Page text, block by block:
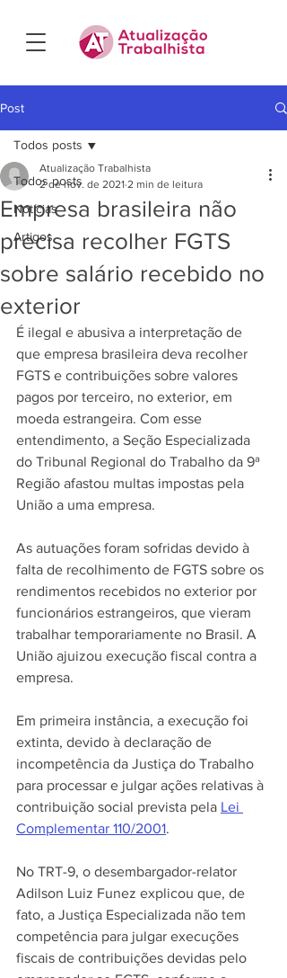
Post
Todos posts
Notícias
Artigos
Todos posts
Empresa brasileira não
precisa recolher FGTS
sobre salário recebido no
exterior
Atualização Trabalhista
2 de nov. de 2021 2 min de leitura
É ilegal e abusiva a interpretação de
que empresa brasileira deva recolher
FGTS e contribuições sobre valores
pagos por terceiro, no exterior, em
moeda estrangeira. Com esse
entendimento, a Seção Especializada
do Tribunal Regional do Trabalho da 9ª
Região afastou multas impostas pela
União a uma empresa.
As autuações foram sofridas devido à
falta de recolhimento de FGTS sobre os
rendimentos recebidos no exterior por
funcionários estrangeiros, que vieram
trabalhar temporariamente no Brasil. A
União ajuizou execução fiscal contra a
empresa.
Em primeira instância, a execução foi
extinta, devido à declaração de
incompetência da Justiça do Trabalho
para processar e julgar ações relativas à
contribuição social prevista pela Lei
Complementar 110/2001.
No TRT-9, o desembargador-relator
Adilson Luiz Funez explicou que, de
fato, a Justiça Especializada não tem
competência para julgar execuções
fiscais de contribuições devidas pelo